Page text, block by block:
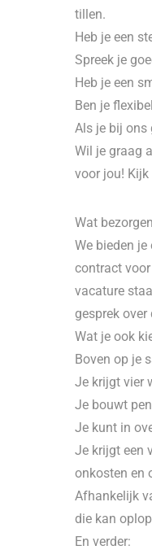
tillen.
Heb je een
Spreek je
Heb je een
Ben je
Als je bij ons
Wil je graag
voor jou! Kijk
Wat
We bieden
contract
vacature
gesprek over
Wat je ook
Boven op je
Je krijgt vier
Je bouwt
Je kunt in
Je krijgt een
onkosten en
Afhankelijk
die kan
En verder: